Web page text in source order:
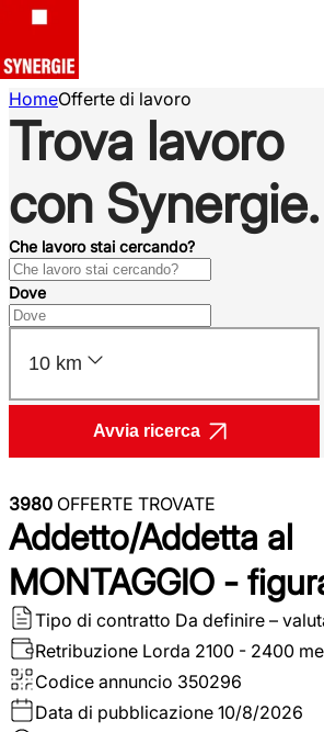
HomeOfferte di lavoro
Trova lavoro
con Synergie.
Che lavoro stai cercando?
Dove
10 km
Avvia ricerca
3980 OFFERTE TROVATE
Addetto/Addetta al
MONTAGGIO -
Tipo di contratto Da definire –
Retribuzione Lorda 2100 - 2400
Codice annuncio 350296
Data di pubblicazione 10/8/2026